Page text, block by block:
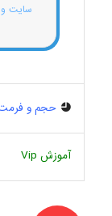
سایت
حجم و
آموزش Vip